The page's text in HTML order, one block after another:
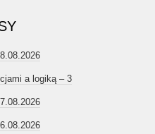
a logiką – 3